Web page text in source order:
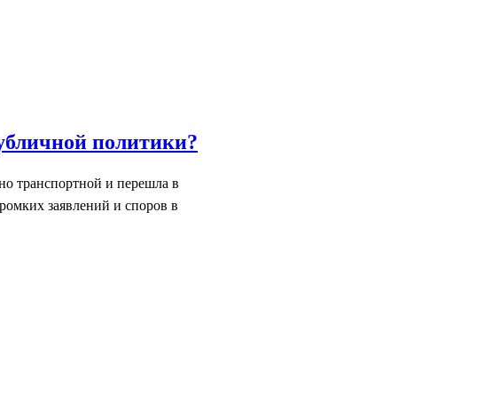
политики?
транспортной и перешла в
заявлений и споров в